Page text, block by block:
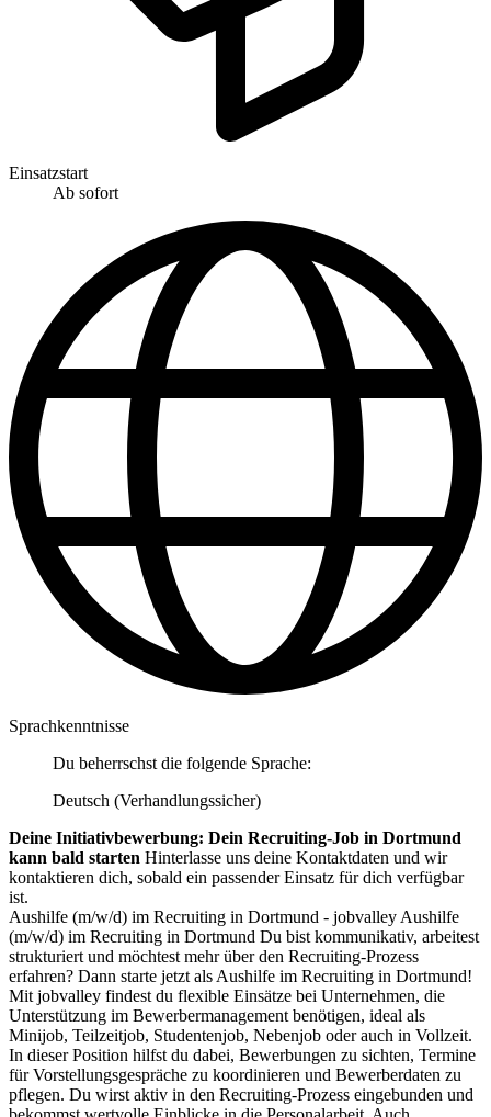
Einsatzstart
Ab sofort
Sprachkenntnisse
Du beherrschst die folgende Sprache:
Deutsch (Verhandlungssicher)
Deine Initiativbewerbung: Dein Recruiting-Job in Dortmund
kann bald starten Hinterlasse uns deine Kontaktdaten und wir
kontaktieren dich, sobald ein passender Einsatz für dich verfügbar
ist.
Aushilfe (m/w/d) im Recruiting in Dortmund - jobvalley Aushilfe
(m/w/d) im Recruiting in Dortmund Du bist kommunikativ, arbeitest
strukturiert und möchtest mehr über den Recruiting-Prozess
erfahren? Dann starte jetzt als Aushilfe im Recruiting in Dortmund!
Mit jobvalley findest du flexible Einsätze bei Unternehmen, die
Unterstützung im Bewerbermanagement benötigen, ideal als
Minijob, Teilzeitjob, Studentenjob, Nebenjob oder auch in Vollzeit.
In dieser Position hilfst du dabei, Bewerbungen zu sichten, Termine
für Vorstellungsgespräche zu koordinieren und Bewerberdaten zu
pflegen. Du wirst aktiv in den Recruiting-Prozess eingebunden und